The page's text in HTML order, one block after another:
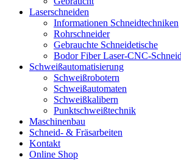
Laserschneiden
Informationen Schneidtechniken
Rohrschneider
Gebrauchte Schneidetische
Bodor Fiber Laser-CNC-
Schweißautomatisierung
Schweißrobotern
Schweißautomaten
Schweißkalibern
Punktschweißtechnik
Maschinenbau
Schneid- & Fräsarbeiten
Kontakt
Online Shop